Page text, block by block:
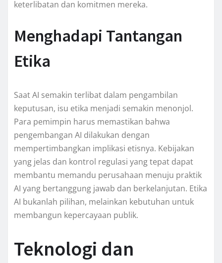
keterlibatan dan komitmen mereka.
Menghadapi Tantangan
Etika
Saat AI semakin terlibat dalam pengambilan
keputusan, isu etika menjadi semakin menonjol.
Para pemimpin harus memastikan bahwa
pengembangan AI dilakukan dengan
mempertimbangkan implikasi etisnya. Kebijakan
yang jelas dan kontrol regulasi yang tepat dapat
membantu memandu perusahaan menuju praktik
AI yang bertanggung jawab dan berkelanjutan. Etika
AI bukanlah pilihan, melainkan kebutuhan untuk
membangun kepercayaan publik.
Teknologi dan